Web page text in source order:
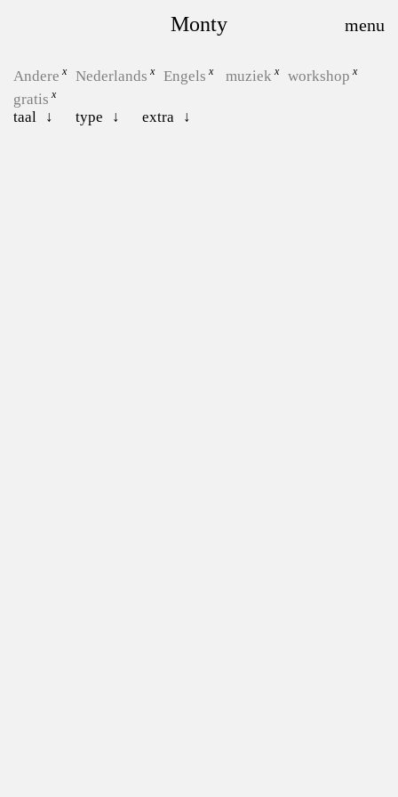
Monty
Andere Nederlands Engels muziek
workshop
gratis
taal
type extra